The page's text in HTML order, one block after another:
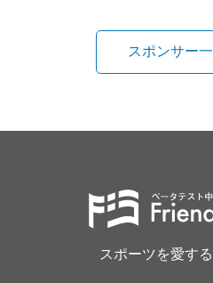
スポンサー
スポーツを愛す